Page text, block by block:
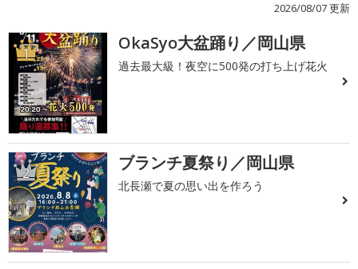
2026/08/07 更新
1 OkaSyo大盆踊り／岡山県
過去最大級！夜空に500発の打ち上げ花火
2 ブランチ夏祭り／岡山県
北長瀬で夏の思い出を作ろう